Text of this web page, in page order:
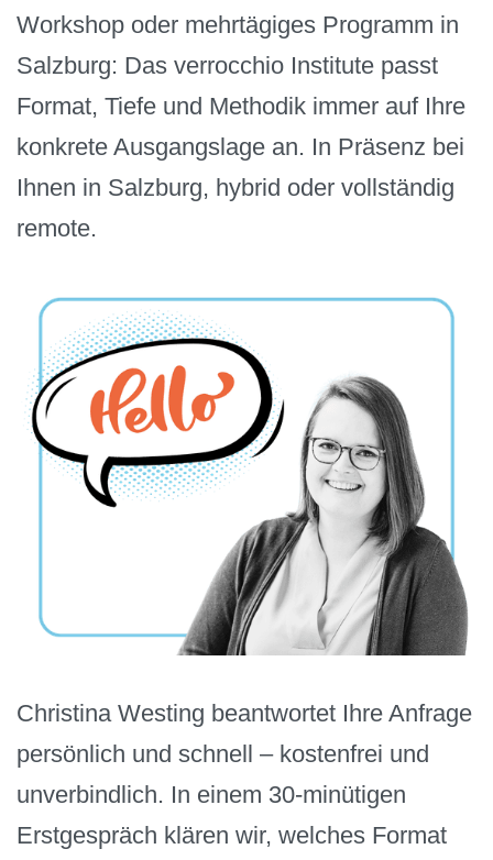
Workshop oder mehrtägiges Programm in
Salzburg: Das verrocchio Institute passt
Format, Tiefe und Methodik immer auf Ihre
konkrete Ausgangslage an. In Präsenz bei
Ihnen in Salzburg, hybrid oder vollständig
remote.
Christina Westing beantwortet Ihre Anfrage
persönlich und schnell – kostenfrei und
unverbindlich. In einem 30-minütigen
Erstgespräch klären wir, welches Format